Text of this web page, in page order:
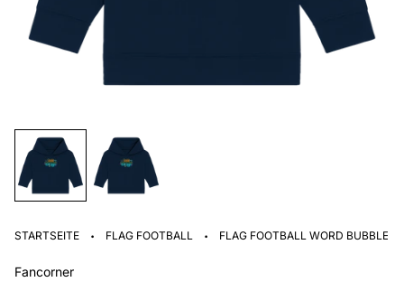
STARTSEITE · FLAG FOOTBALL · FLAG FOOTBALL WORD BUBBLE -
Fancorner